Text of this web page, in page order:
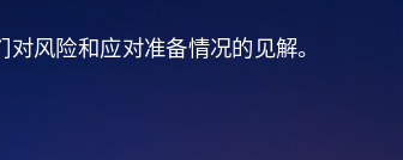
风险和应对准备情况的见解。